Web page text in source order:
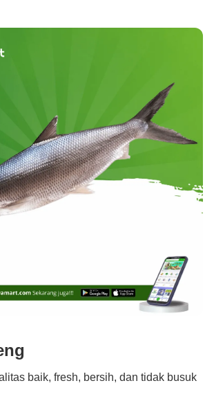
baik, fresh, bersih, dan tidak busuk